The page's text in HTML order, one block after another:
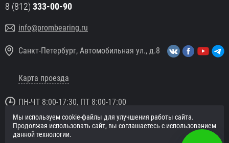
8 (812) 333-00-90
info@prombearing.ru
Санкт-Петербург, Автомобильная ул., д.8
Карта проезда
ПН-ЧТ 8:00-17:30, ПТ 8:00-17:00
© 2016 «PromBearing.ru»
Подшипники оптом и в розницу.
Мы используем cookie-файлы для улучшения работы сайта.
Продолжая использовать сайт, вы соглашаетесь с использованием
данной технологии.